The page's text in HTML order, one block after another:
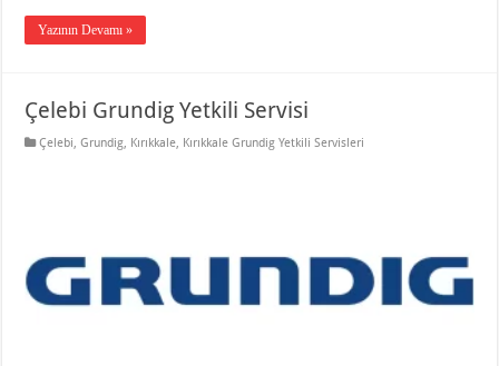
Yazının Devamı »
Çelebi Grundig Yetkili Servisi
Çelebi,Grundig, Kırıkkale, Kırıkkale Grundig Yetkili Servisleri